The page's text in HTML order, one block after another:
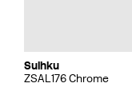
Suihku
ZSAL176 Chrome